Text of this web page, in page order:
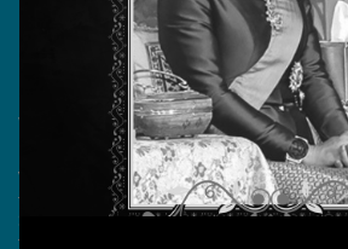
กรุงเทพมหานคร 10220
วันทำการ จันทร์ - ศุกร์ เวลา 08.30 - 17.30
เลขประจำตัวผู้เสียภาษี 0105555180721
What More?
Video Conference
Smart Classroom